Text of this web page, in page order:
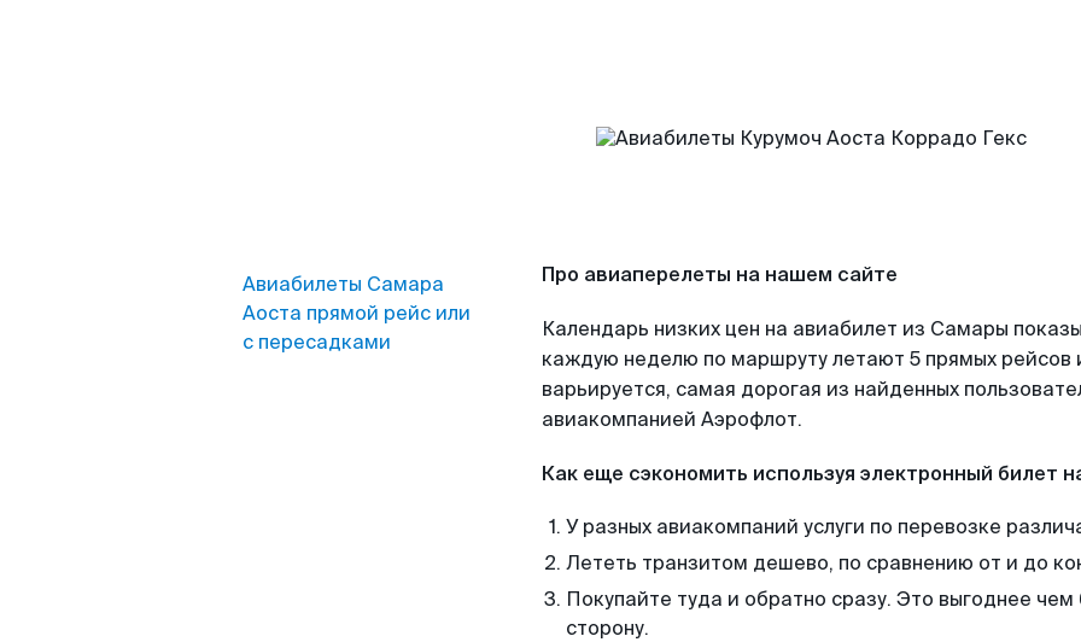
Авиабилеты Самара
Аоста прямой рейс или
с пересадками
Про авиаперелеты на нашем сайте
Календарь низких цен на авиабилет из Самары
каждую неделю по маршруту летают 5 прямых рейсов
варьируется, самая дорогая из найденных
авиакомпанией Аэрофлот.
Как еще сэкономить используя электронный билет
У разных авиакомпаний услуги по перевозке
Лететь транзитом дешево, по сравнению от и до
Покупайте туда и обратно сразу. Это выгоднее
сторону.